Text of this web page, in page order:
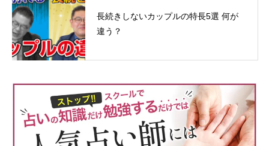
長続きしないカップルの特長5選 何が
違う？